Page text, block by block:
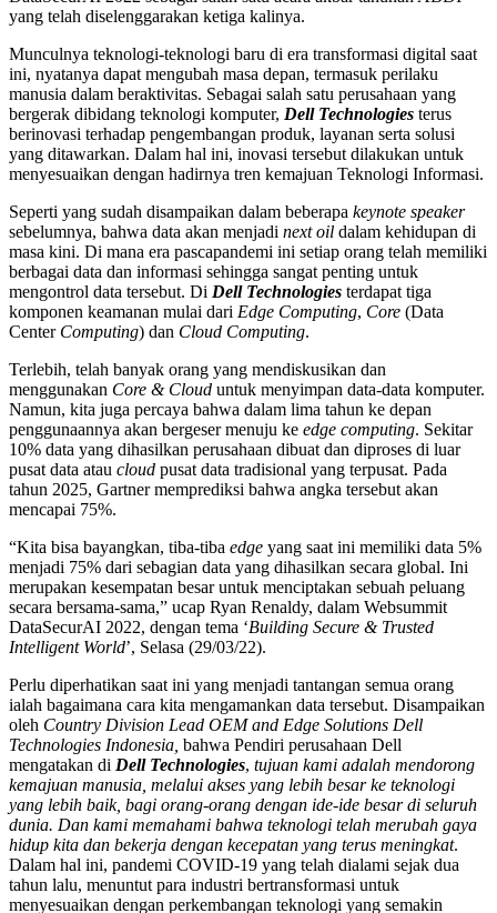
yang telah diselenggarakan ketiga kalinya.
Munculnya teknologi-teknologi baru di era transformasi digital saat
ini, nyatanya dapat mengubah masa depan, termasuk perilaku
manusia dalam beraktivitas. Sebagai salah satu perusahaan yang
bergerak dibidang teknologi komputer, Dell Technologies terus
berinovasi terhadap pengembangan produk, layanan serta solusi
yang ditawarkan. Dalam hal ini, inovasi tersebut dilakukan untuk
menyesuaikan dengan hadirnya tren kemajuan Teknologi Informasi.
Seperti yang sudah disampaikan dalam beberapa keynote speaker
sebelumnya, bahwa data akan menjadi next oil dalam kehidupan di
masa kini. Di mana era pascapandemi ini setiap orang telah memiliki
berbagai data dan informasi sehingga sangat penting untuk
mengontrol data tersebut. Di Dell Technologies terdapat tiga
komponen keamanan mulai dari Edge Computing, Core (Data
Center Computing) dan Cloud Computing.
Terlebih, telah banyak orang yang mendiskusikan dan
menggunakan Core & Cloud untuk menyimpan data-data komputer.
Namun, kita juga percaya bahwa dalam lima tahun ke depan
penggunaannya akan bergeser menuju ke edge computing. Sekitar
10% data yang dihasilkan perusahaan dibuat dan diproses di luar
pusat data atau cloud pusat data tradisional yang terpusat. Pada
tahun 2025, Gartner memprediksi bahwa angka tersebut akan
mencapai 75%.
“Kita bisa bayangkan, tiba-tiba edge yang saat ini memiliki data 5%
menjadi 75% dari sebagian data yang dihasilkan secara global. Ini
merupakan kesempatan besar untuk menciptakan sebuah peluang
secara bersama-sama,” ucap Ryan Renaldy, dalam Websummit
DataSecurAI 2022, dengan tema ‘Building Secure & Trusted
Intelligent World’, Selasa (29/03/22).
Perlu diperhatikan saat ini yang menjadi tantangan semua orang
ialah bagaimana cara kita mengamankan data tersebut. Disampaikan
oleh Country Division Lead OEM and Edge Solutions Dell
Technologies Indonesia, bahwa Pendiri perusahaan Dell
mengatakan di Dell Technologies, tujuan kami adalah mendorong
kemajuan manusia, melalui akses yang lebih besar ke teknologi
yang lebih baik, bagi orang-orang dengan ide-ide besar di seluruh
dunia. Dan kami memahami bahwa teknologi telah merubah gaya
hidup kita dan bekerja dengan kecepatan yang terus meningkat.
Dalam hal ini, pandemi COVID-19 yang telah dialami sejak dua
tahun lalu, menuntut para industri bertransformasi untuk
menyesuaikan dengan perkembangan teknologi yang semakin